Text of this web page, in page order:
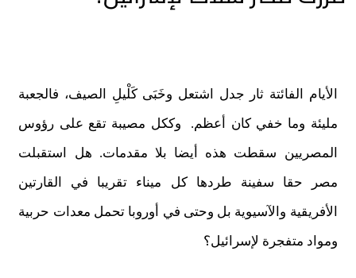
الأيام الفائتة ثار جدل اشتعل وخَبَى كَلْيلِ الصيف، فالجعبة
مليئة وما خفي كان أعظم. وككل مصيبة تقع على رؤوس
المصريين سقطت هذه أيضا بلا مقدمات. هل استقبلت
مصر حقا سفينة طردها كل ميناء تقريبا في القارتين
الأفريقية والآسيوية بل وحتى في أوروبا تحمل معدات حربية
ومواد متفجرة لإسرائيل؟